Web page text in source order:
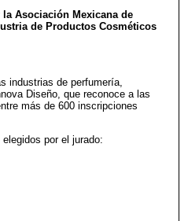
Asociación Mexicana de
de Productos Cosméticos
industrias de perfumería,
Diseño, que reconoce a las
más de 600 inscripciones
por el jurado: